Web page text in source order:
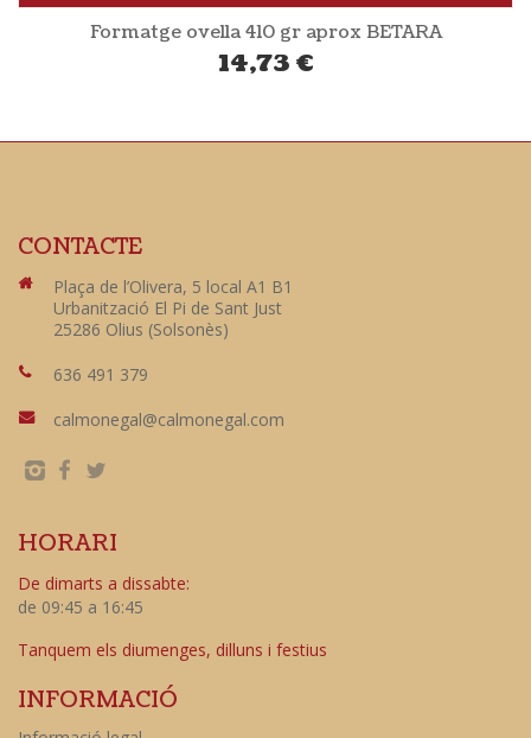
Formatge ovella 410 gr aprox BETARA
14,73 €
CONTACTE
Plaça de l’Olivera, 5 local A1 B1
Urbanització El Pi de Sant Just
25286 Olius (Solsonès)
636 491 379
calmonegal@calmonegal.com
HORARI
De dimarts a dissabte:
de 09:45 a 16:45
Tanquem els diumenges, dilluns i festius
INFORMACIÓ